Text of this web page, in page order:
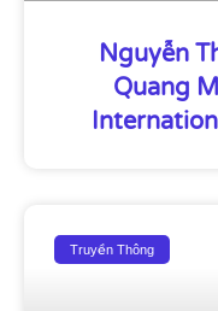
Nguyễn
Quang
Truyền Thông